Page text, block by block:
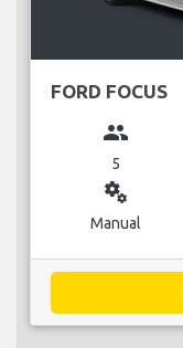
FORD FOCUS
group
5
miscellaneous_services
Manual